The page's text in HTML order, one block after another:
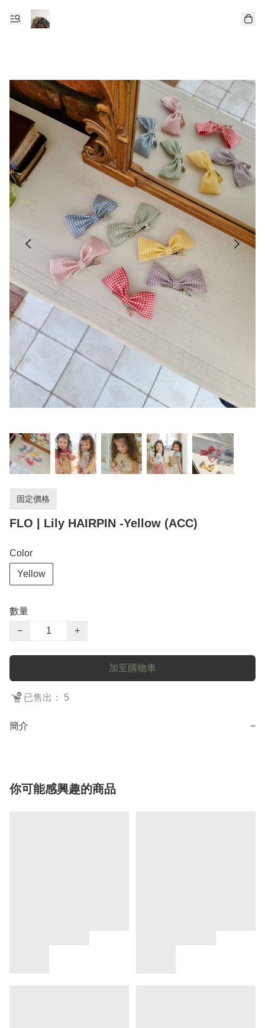
固定價格
FLO | Lily HAIRPIN -Yellow (ACC)
Color
Yellow
數量
−
+
加至購物車
已售出： 5
簡介 −
你可能感興趣的商品